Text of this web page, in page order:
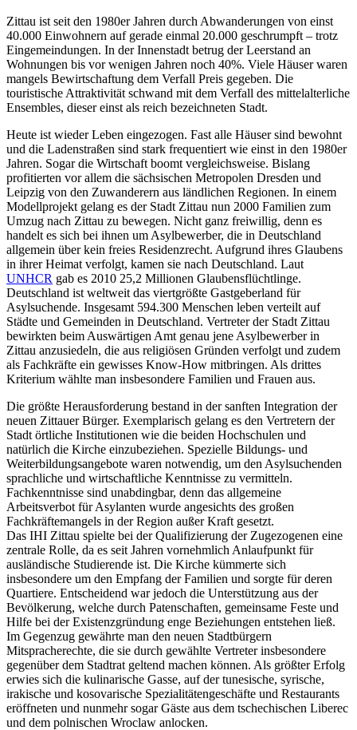
Zittau ist seit den 1980er Jahren durch Abwanderungen von einst
40.000 Einwohnern auf gerade einmal 20.000 geschrumpft – trotz
Eingemeindungen. In der Innenstadt betrug der Leerstand an
Wohnungen bis vor wenigen Jahren noch 40%. Viele Häuser waren
mangels Bewirtschaftung dem Verfall Preis gegeben. Die
touristische Attraktivität schwand mit dem Verfall des mittelalterliche
Ensembles, dieser einst als reich bezeichneten Stadt.
Heute ist wieder Leben eingezogen. Fast alle Häuser sind bewohnt
und die Ladenstraßen sind stark frequentiert wie einst in den 1980er
Jahren. Sogar die Wirtschaft boomt vergleichsweise. Bislang
profitierten vor allem die sächsischen Metropolen Dresden und
Leipzig von den Zuwanderern aus ländlichen Regionen. In einem
Modellprojekt gelang es der Stadt Zittau nun 2000 Familien zum
Umzug nach Zittau zu bewegen. Nicht ganz freiwillig, denn es
handelt es sich bei ihnen um Asylbewerber, die in Deutschland
allgemein über kein freies Residenzrecht. Aufgrund ihres Glaubens
in ihrer Heimat verfolgt, kamen sie nach Deutschland. Laut
UNHCR gab es 2010 25,2 Millionen Glaubensflüchtlinge.
Deutschland ist weltweit das viertgrößte Gastgeberland für
Asylsuchende. Insgesamt 594.300 Menschen leben verteilt auf
Städte und Gemeinden in Deutschland. Vertreter der Stadt Zittau
bewirkten beim Auswärtigen Amt genau jene Asylbewerber in
Zittau anzusiedeln, die aus religiösen Gründen verfolgt und zudem
als Fachkräfte ein gewisses Know-How mitbringen. Als drittes
Kriterium wählte man insbesondere Familien und Frauen aus.
Die größte Herausforderung bestand in der sanften Integration der
neuen Zittauer Bürger. Exemplarisch gelang es den Vertretern der
Stadt örtliche Institutionen wie die beiden Hochschulen und
natürlich die Kirche einzubeziehen. Spezielle Bildungs- und
Weiterbildungsangebote waren notwendig, um den Asylsuchenden
sprachliche und wirtschaftliche Kenntnisse zu vermitteln.
Fachkenntnisse sind unabdingbar, denn das allgemeine
Arbeitsverbot für Asylanten wurde angesichts des großen
Fachkräftemangels in der Region außer Kraft gesetzt.
Das IHI Zittau spielte bei der Qualifizierung der Zugezogenen eine
zentrale Rolle, da es seit Jahren vornehmlich Anlaufpunkt für
ausländische Studierende ist. Die Kirche kümmerte sich
insbesondere um den Empfang der Familien und sorgte für deren
Quartiere. Entscheidend war jedoch die Unterstützung aus der
Bevölkerung, welche durch Patenschaften, gemeinsame Feste und
Hilfe bei der Existenzgründung enge Beziehungen entstehen ließ.
Im Gegenzug gewährte man den neuen Stadtbürgern
Mitspracherechte, die sie durch gewählte Vertreter insbesondere
gegenüber dem Stadtrat geltend machen können. Als größter Erfolg
erwies sich die kulinarische Gasse, auf der tunesische, syrische,
irakische und kosovarische Spezialitätengeschäfte und Restaurants
eröffneten und nunmehr sogar Gäste aus dem tschechischen Liberec
und dem polnischen Wroclaw anlocken.